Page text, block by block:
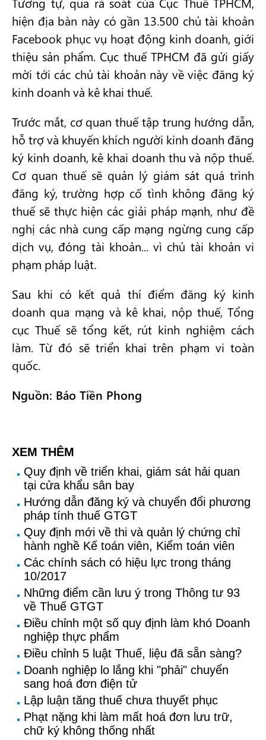
hiện địa bàn này có gần 13.500 chủ tài khoản
Facebook phục vụ hoạt động kinh doanh, giới
thiệu sản phẩm. Cục thuế TPHCM đã gửi giấy
mời tới các chủ tài khoản này về việc đăng ký
kinh doanh và kê khai thuế.
Trước mắt, cơ quan thuế tập trung hướng dẫn,
hỗ trợ và khuyến khích người kinh doanh đăng
ký kinh doanh, kê khai doanh thu và nộp thuế.
Cơ quan thuế sẽ quản lý giám sát quá trình
đăng ký, trường hợp cố tình không đăng ký
thuế sẽ thực hiện các giải pháp mạnh, như đề
nghị các nhà cung cấp mạng ngừng cung cấp
dịch vụ, đóng tài khoản... vì chủ tài khoản vi
phạm pháp luật.
Sau khi có kết quả thí điểm đăng ký kinh
doanh qua mạng và kê khai, nộp thuế, Tổng
cục Thuế sẽ tổng kết, rút kinh nghiệm cách
làm. Từ đó sẽ triển khai trên phạm vi toàn
quốc.
Nguồn: Báo Tiền Phong
XEM THÊM
Quy định về triển khai, giám sát hải quan
tại cửa khẩu sân bay
Hướng dẫn đăng ký và chuyển đổi phương
pháp tính thuế GTGT
Quy định mới về thi và quản lý chứng chỉ
hành nghề Kế toán viên, Kiểm toán viên
Các chính sách có hiệu lực trong tháng
10/2017
Những điểm cần lưu ý trong Thông tư 93
về Thuế GTGT
Điều chỉnh một số quy định làm khó Doanh
nghiệp thực phẩm
Điều chỉnh 5 luật Thuế, liệu đã sẵn sàng?
Doanh nghiệp lo lắng khi "phải" chuyển
sang hoá đơn điện tử
Lập luận tăng thuế chưa thuyết phục
Phạt nặng khi làm mất hoá đơn lưu trữ,
chữ ký không thống nhất